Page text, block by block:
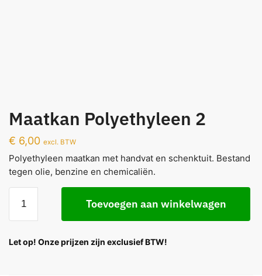
Maatkan Polyethyleen 2
€ 6,00 excl. BTW
Polyethyleen maatkan met handvat en schenktuit. Bestand
tegen olie, benzine en chemicaliën.
Toevoegen aan winkelwagen
Let op! Onze prijzen zijn exclusief BTW!